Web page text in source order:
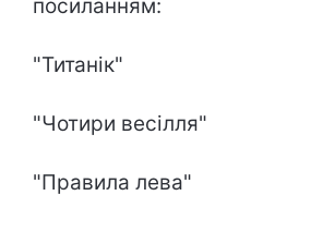
посиланням:
"Титанік"
"Чотири весілля"
"Правила лева"